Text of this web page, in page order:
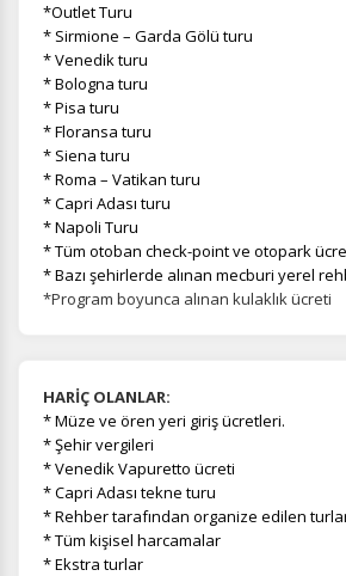
*Outlet Turu
* Sirmione – Garda Gölü turu
* Venedik turu
* Bologna turu
* Pisa turu
* Floransa turu
* Siena turu
* Roma – Vatikan turu
* Capri Adası turu
* Napoli Turu
* Tüm otoban check-point ve otopark
* Bazı şehirlerde alınan mecburi yerel
*Program boyunca alınan kulaklık ücreti
HARİÇ OLANLAR:
*Müze ve ören yeri giriş ücretleri.
* Şehir vergileri
* Venedik Vapuretto ücreti
* Capri Adası tekne turu
* Rehber tarafından organize edilen
* Tüm kişisel harcamalar
* Ekstra turlar